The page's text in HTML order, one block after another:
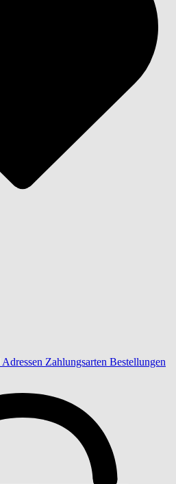
Adressen Zahlungsarten Bestellungen